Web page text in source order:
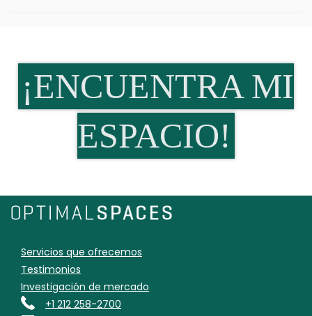
¡ENCUENTRA MI
ESPACIO!
Servicios que ofrecemos
Testimonios
Investigación de mercado
+1 212 258-2700